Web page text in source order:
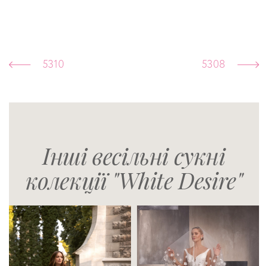
5310 5308
Інші весільні сукні
колекції "White Desire"